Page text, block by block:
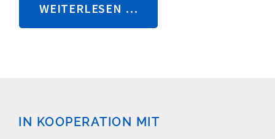
WEITERLESEN …
IN KOOPERATION MIT